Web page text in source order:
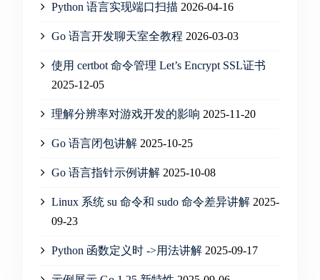
Python 语言实现端口扫描 2026-04-16
Go 语言开发聊天室全教程 2026-03-03
使用 certbot 命令管理 Let’s Encrypt SSL证书
2025-12-05
理解分辨率对游戏开发的影响 2025-11-20
Go 语言闭包讲解 2025-10-25
Go 语言指针示例讲解 2025-10-08
Linux 系统 su 命令和 sudo 命令差异讲解 2025-
09-23
Python 函数定义时 ->用法讲解 2025-09-17